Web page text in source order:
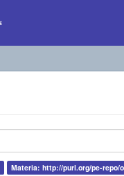
Materia: http://purl.org/pe-repo/